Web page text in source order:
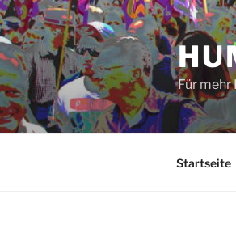
Zum
Inhalt
springen
Für
Startseite